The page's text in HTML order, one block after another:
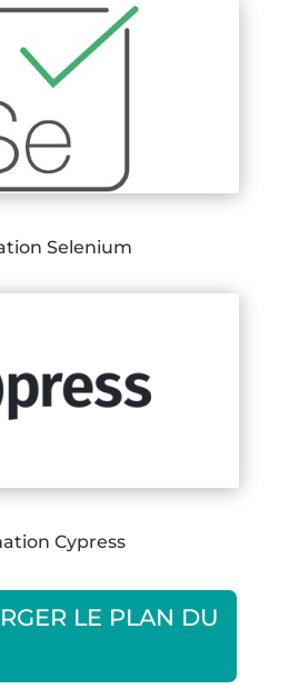
Selenium
Cypress
LE PLAN DU